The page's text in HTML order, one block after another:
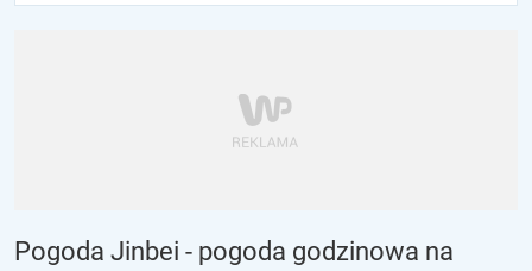
Pogoda Jinbei - pogoda godzinowa na